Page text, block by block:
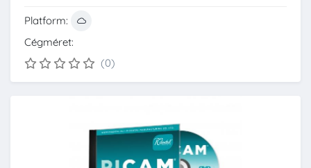
Platform:
Cégméret:
(0)